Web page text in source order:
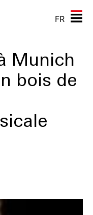
FR
Munich
bois de